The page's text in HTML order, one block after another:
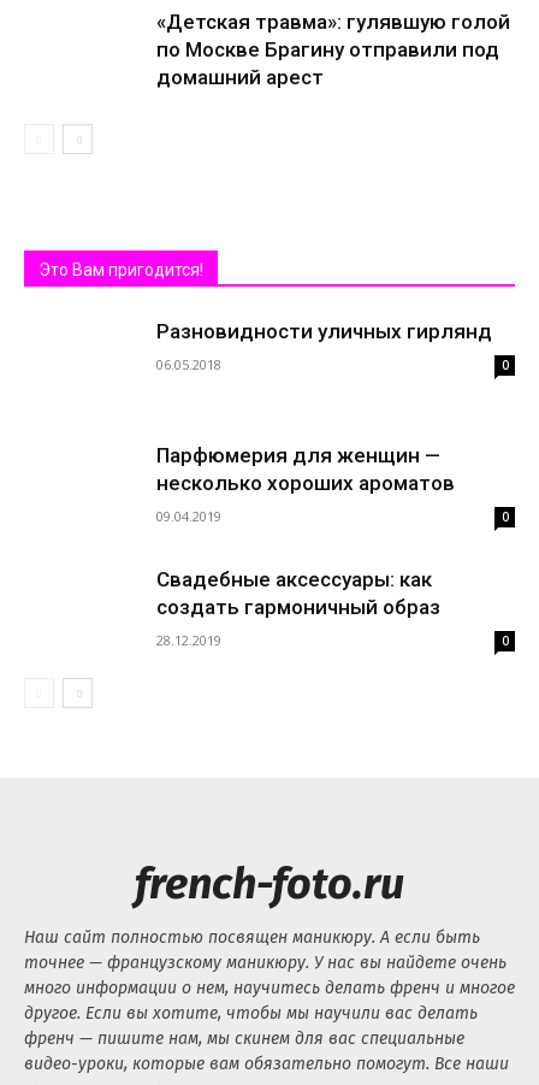
«Детская травма»: гулявшую голой
по Москве Брагину отправили под
домашний арест
Это Вам пригодится!
Разновидности уличных гирлянд
06.05.2018 0
Парфюмерия для женщин —
несколько хороших ароматов
09.04.2019 0
Свадебные аксессуары: как
создать гармоничный образ
28.12.2019 0
french-foto.ru
Наш сайт полностью посвящен маникюру. А если быть
точнее — французскому маникюру. У нас вы найдете очень
много информации о нем, научитесь делать френч и многое
другое. Если вы хотите, чтобы мы научили вас делать
френч — пишите нам, мы скинем для вас специальные
видео-уроки, которые вам обязательно помогут. Все наши